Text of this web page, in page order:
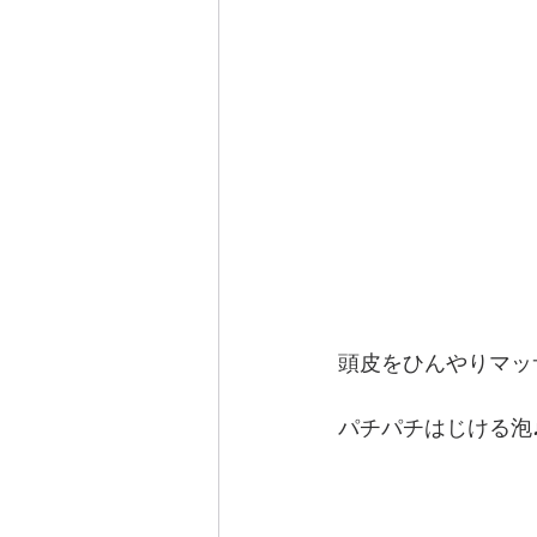
頭皮をひんやりマッ
パチパチはじける泡